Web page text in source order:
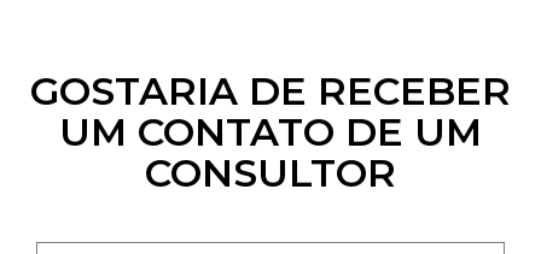
GOSTARIA DE RECEBER
UM CONTATO DE UM
CONSULTOR